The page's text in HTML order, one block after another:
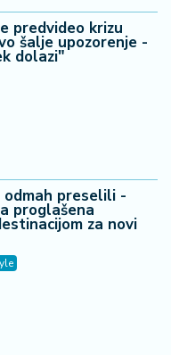
predvideo krizu
šalje upozorenje -
dolazi"
odmah preselili -
proglašena
za novi